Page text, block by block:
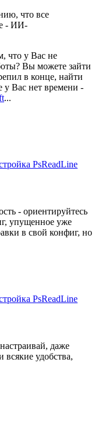
что все
- ИИ-
что у Вас не
Вы можете зайти
в конце, найти
Вас нет времени -
...
PsReadLine
- ориентируйтесь
упущенное уже
в свой конфиг, но
PsReadLine
даже
всякие удобства,